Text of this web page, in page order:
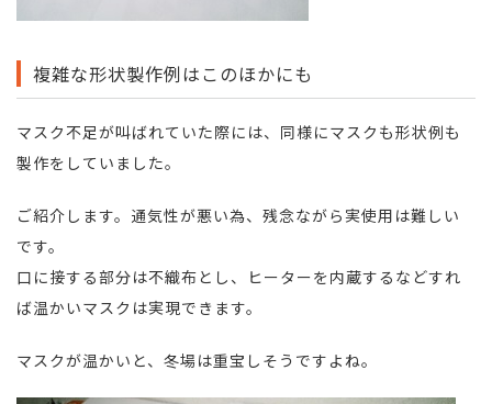
複雑な形状製作例はこのほかにも
マスク不足が叫ばれていた際には、同様にマスクも形状例も
製作をしていました。
ご紹介します。通気性が悪い為、残念ながら実使用は難しい
です。
口に接する部分は不織布とし、ヒーターを内蔵するなどすれ
ば温かいマスクは実現できます。
マスクが温かいと、冬場は重宝しそうですよね。